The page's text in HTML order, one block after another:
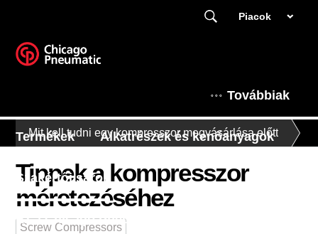
Piacok
Továbbiak
Termékek Alkatrészek és kenőanyagok
Szakértői sarok
Ez a Chicago Pneumatic
Mit kell tudni egy kompresszor megvásárlása előtt
Tippek a kompresszor
méretezéséhez
Screw Compressors